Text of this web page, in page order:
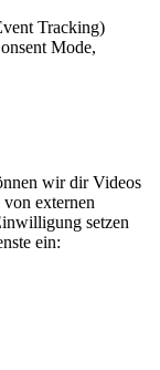
Tracking)
Mode,
wir dir Videos
externen
setzen
ein: